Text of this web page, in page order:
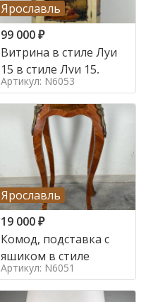
Ярославль
99 000₽
Витрина в стиле Луи
15 в стиле Луи 15,
Артикул: N6053
Ярославль
19 000₽
Комод, подставка с
ящиком в стиле
Артикул: N6051